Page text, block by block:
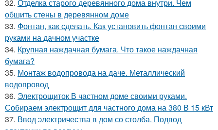
32. Отделка старого деревянного дома внутри. Чем
обшить стены в деревянном доме
33. Фонтан, как сделать. Как установить фонтан своими
руками на дачном участке
34. Крупная наждачная бумага. Что такое наждачная
бумага?
35. Монтаж водопровода на даче. Металлический
водопровод
36. Электрощиток В частном доме своими руками.
Собираем электрощит для частного дома на 380 В 15 кВт
37. Ввод электричества в дом со столба. Подвод